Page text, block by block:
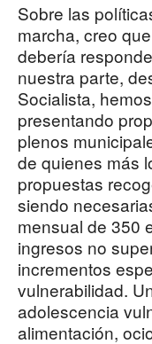
Sobre las
marcha, creo
debería
nuestra parte,
Socialista,
presentando
plenos
de quienes más
propuestas
siendo
mensual de 350
ingresos no
incrementos
vulnerabilidad.
adolescencia
alimentación,